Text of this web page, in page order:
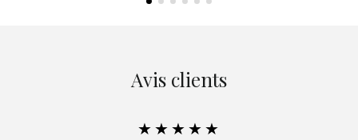
Avis clients
★★★★★